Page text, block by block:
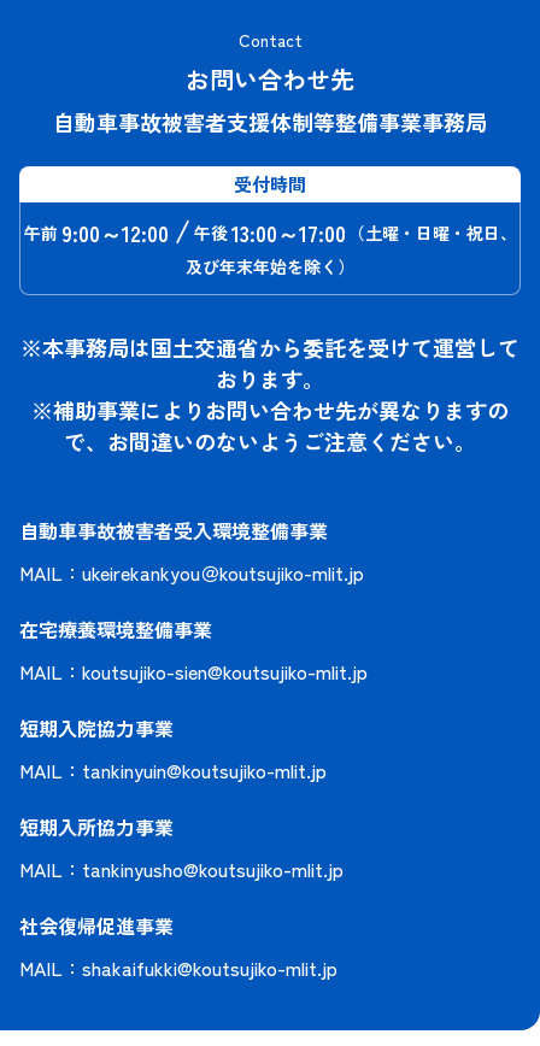
Contact
お問い合わせ先
自動車事故被害者支援体制等整備事業事務局
受付時間
午前 9:00～12:00 / 午後13:00～17:00 （土曜・日曜・祝日、
及び年末年始を除く）
※本事務局は国土交通省から委託を受けて運営して
おります。
※補助事業によりお問い合わせ先が異なりますの
で、お間違いのないようご注意ください。
自動車事故被害者受入環境整備事業
MAIL： ukeirekankyou＠koutsujiko-mlit.jp
在宅療養環境整備事業
MAIL： koutsujiko-sien@koutsujiko-mlit.jp
短期入院協力事業
MAIL： tankinyuin@koutsujiko-mlit.jp
短期入所協力事業
MAIL： tankinyusho@koutsujiko-mlit.jp
社会復帰促進事業
MAIL： shakaifukki@koutsujiko-mlit.jp